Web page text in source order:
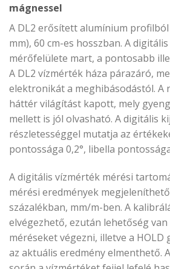
mágnessel
A DL2 erősített alumínium profilból
mm), 60 cm-es hosszban. A
mérőfelülete mart, a pontosabb
A DL2 vízmérték háza párazáró,
elektronikát a meghibásodástól. A
háttér világítást kapott, mely
mellett is jól olvasható. A digitális
részletességgel mutatja az
pontossága 0,2°, libella
A digitális vízmérték mérési
mérési eredmények
százalékban, mm/m-ben. A
elvégezhető, ezután lehetőség
méréseket végezni, illetve a HOLD
az aktuális eredmény elmenthető.